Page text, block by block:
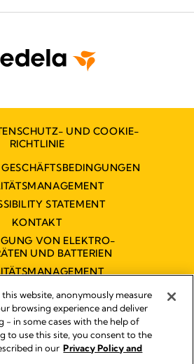
UND COOKIE-
RICHTLINIE
STATEMENT
KONTAKT
VON ELEKTRO-
UND BATTERIEN
Impressum
Hinweise
website, anonymously measure
browsing experience and deliver
- in some cases with the help of
to use this site, you consent to the
in our Privacy Policy and